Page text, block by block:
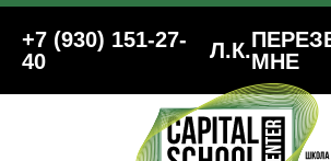
+7 (930) 151-27-
40
Л.К.МНЕ